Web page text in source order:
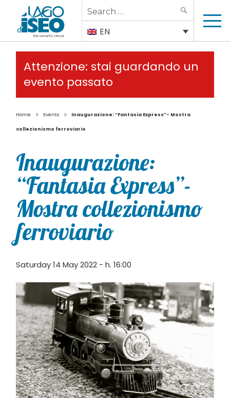
Search
for:
EN
Attenzione: stai guardando un
evento passato
Home > Events > Inaugurazione: “Fantasia Express”- Mostra
collezionismo ferroviario
Inaugurazione:
“Fantasia Express”-
Mostra collezionismo
ferroviario
Saturday 14 May 2022 - h. 16:00